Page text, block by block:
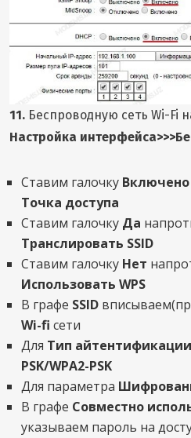
11. Беспроводную сеть Wi-Fi
Настройка
Ставим галочку Включено
Точка доступа
Ставим галочку Да
Транслировать SSID
Ставим галочку Нет
Использовать WPS
В графе SSID
Wi-fi сети
Для Тип айтентификации
PSK/WPA2-PSK
Для параметра
В графе Совместно
указываем пароль на